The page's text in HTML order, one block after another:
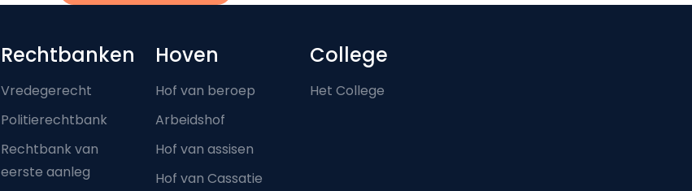
Footer-menu
Rechtbanken
Vredegerecht
Politierechtbank
Rechtbank van
eerste aanleg
Hoven
Hof van beroep
Arbeidshof
Hof van assisen
Hof van Cassatie
College
Het College